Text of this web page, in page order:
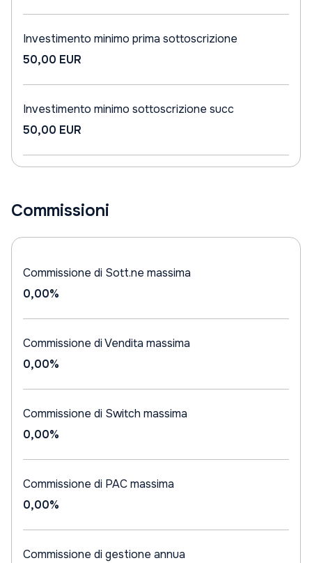
Investimento minimo prima sottoscrizione
50,00 EUR
Investimento minimo sottoscrizione succ
50,00 EUR
Commissioni
Commissione di Sott.ne massima
0,00%
Commissione di Vendita massima
0,00%
Commissione di Switch massima
0,00%
Commissione di PAC massima
0,00%
Commissione di gestione annua